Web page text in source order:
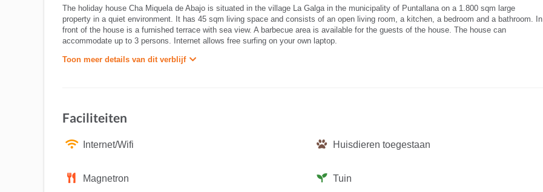
The holiday house Cha Miquela de Abajo is situated in the village La Galga in the municipality of Puntallana on a 1.800 sqm large
property in a quiet environment. It has 45 sqm living space and consists of an open living room, a kitchen, a bedroom and a bathroom. In
front of the house is a furnished terrace with sea view. A barbecue area is available for the guests of the house. The house can
accommodate up to 3 persons. Internet allows free surfing on your own laptop.
Toon meer details van dit verblijf
Faciliteiten
Internet/Wifi Huisdieren toegestaan
Magnetron Tuin